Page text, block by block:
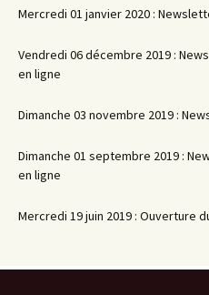
Mercredi 01 janvier 2020 :
Vendredi 06 décembre 2019 :
en ligne
Dimanche 03 novembre 2019 :
Dimanche 01 septembre 2019 :
en ligne
Mercredi 19 juin 2019 : Ouverture